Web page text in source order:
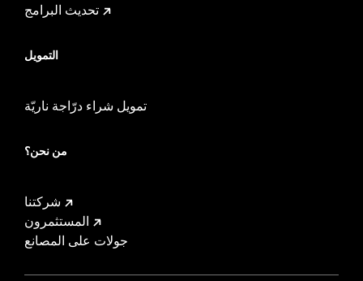
تحديث البرامج
التمويل
تمويل شراء درّاجة ناريّة
من نحن؟
شركتنا
المستثمرون
جولات على المصانع